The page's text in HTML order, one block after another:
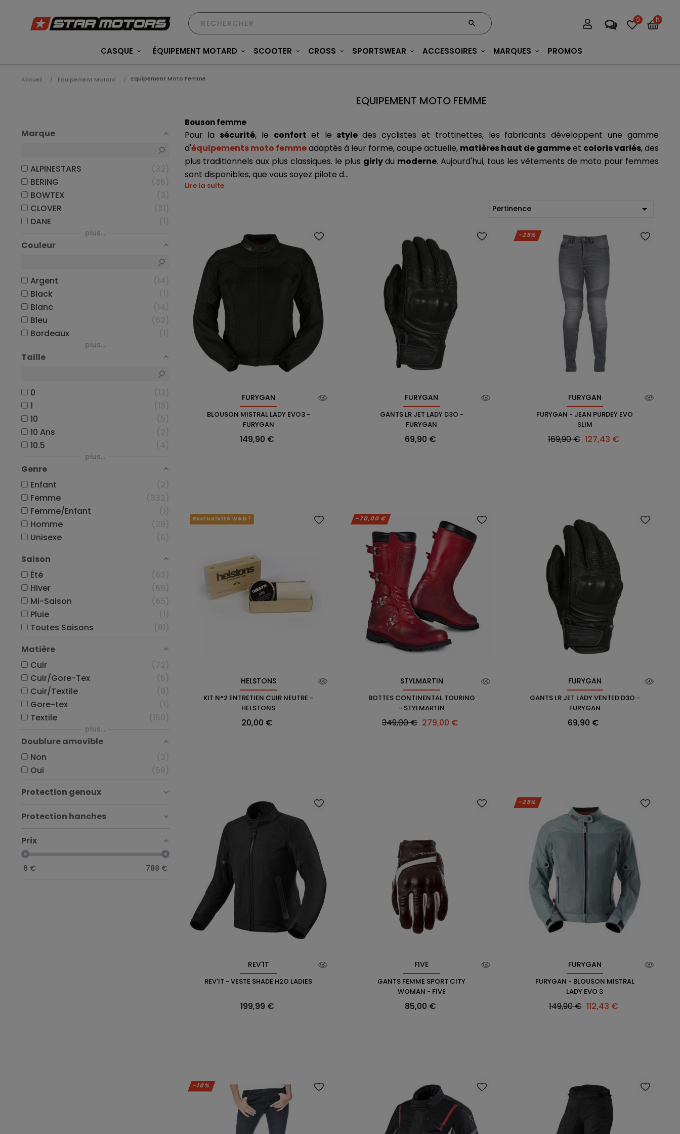
0 h
CASQUE ÉQUIPEMENT MOTARD SCOOTER CROSS SPORTSWEAR ACCESSOIRES MARQUES PROMOS
Accueil Équipement Motard Equipement Moto Femme
Marque
ALPINESTARS
32
BERING
36
BOWTEX
3
CLOVER
31
DANE
1
plus...
Couleur
Argent
14
Black
1
Blanc
14
Bleu
52
Bordeaux
1
plus...
Taille
0
13
1
13
10
5
10 Ans
2
10.5
4
plus...
Genre
Enfant
2
Femme
332
Femme/Enfant
1
Homme
28
Unisexe
6
Saison
Été
63
Hiver
66
Mi-Saison
65
Pluie
1
Toutes Saisons
81
Matière
Cuir
72
Cuir/Gore-Tex
5
Cuir/Textile
8
Gore-tex
1
Textile
150
plus...
Doublure amovible
Non
2
Oui
58
Protection genoux
Protection hanches
Prix
6 € 788 €
EQUIPEMENT MOTO FEMME
Bouson femme
Pour la sécurité, le confort et le style des cyclistes et trottinettes, les fabricants développent une gamme
d'équipements moto femme adaptés à leur forme, coupe actuelle, matières haut de gamme et coloris variés, des
plus traditionnels aux plus classiques. le plus girly du moderne. Aujourd'hui, tous les vêtements de moto pour femmes
sont disponibles, que vous soyez pilote d...
Lire la suite
Pertinence 
FURYGAN
BLOUSON MISTRAL LADY EVO3 -
FURYGAN
Prix
149,90 €
FURYGAN
GANTS LR JET LADY D3O -
FURYGAN
Prix
69,90 €
-25%
FURYGAN
FURYGAN - JEAN PURDEY EVO
SLIM
Prix
169,90 € Prix
127,43 €
Exclusivité web !
HELSTONS
KIT N°2 ENTRETIEN CUIR NEUTRE -
HELSTONS
Prix
20,00 €
-70,00 €
STYLMARTIN
BOTTES CONTINENTAL TOURING
- STYLMARTIN
Prix
349,00 € Prix
279,00 €
FURYGAN
GANTS LR JET LADY VENTED D3O -
FURYGAN
Prix
69,90 €
REV'IT
REV'IT - VESTE SHADE H2O LADIES
Prix
199,99 €
FIVE
GANTS FEMME SPORT CITY
WOMAN - FIVE
Prix
85,00 €
-25%
FURYGAN
FURYGAN - BLOUSON MISTRAL
LADY EVO 3
Prix
149,90 € Prix
112,43 €
-10%